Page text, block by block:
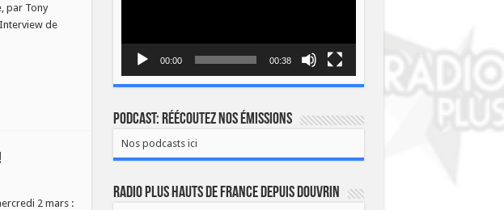
par Tony
de
2 mars :
00:00 00:38
Podcast: Réécoutez nos émissions
Nos podcasts ici
Radio Plus Hauts de France depuis Douvrin